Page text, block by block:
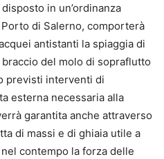
in un’ordinanza
di Salerno, comporterà
antistanti la spiaggia di
del molo di sopraflutto
previsti interventi di
esterna necessaria alla
garantita anche attraverso
di massi e di ghiaia utile a
contempo la forza delle